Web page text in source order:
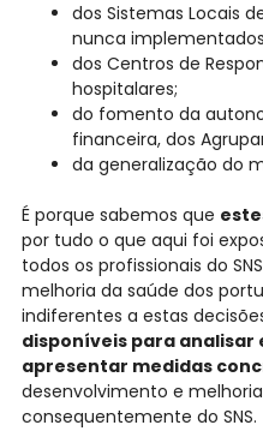
dos Sistemas Locais
nunca
dos Centros de
hospitalares;
do fomento da
financeira, dos
da generalização do
É porque sabemos que
por tudo o que aqui foi
todos os profissionais do
melhoria da saúde dos
indiferentes a estas
disponíveis para analisar
apresentar medidas
desenvolvimento e melhoria
consequentemente do SNS.